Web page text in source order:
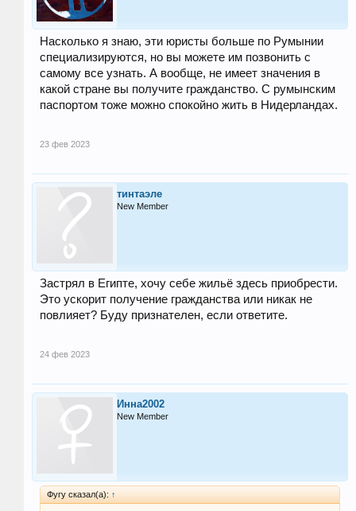
Насколько я знаю, эти юристы больше по Румынии
специализируются, но вы можете им позвонить с
самому все узнать. А вообще, не имеет значения в
какой стране вы получите гражданство. С румынским
паспортом тоже можно спокойно жить в Нидерландах.
23 фев 2023
тинтаэле
New Member
Застрял в Египте, хочу себе жильё здесь приобрести.
Это ускорит получение гражданства или никак не
повлияет? Буду признателен, если ответите.
24 фев 2023
Инна2002
New Member
Фугу сказал(а): ↑